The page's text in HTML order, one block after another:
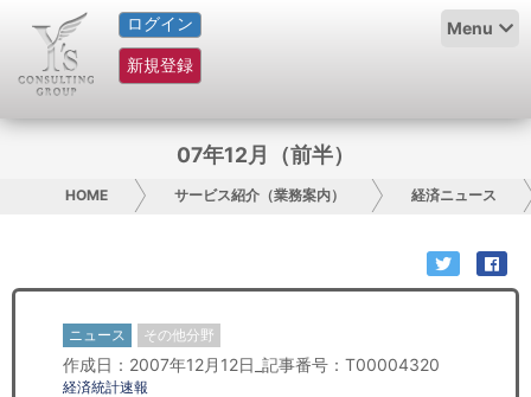
ログイン
新規登録
Menu
HOME
サービス紹介
グループ概要
日本人にPR
07年12月（前半）
HOME サービス紹介（業務案内） 経済ニュース
ニュース その他分野
作成日：2007年12月12日_記事番号：T00004320
経済統計速報